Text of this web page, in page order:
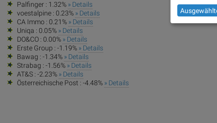
Palfinger : 1.32% » Details
voestalpine : 0.23% » Details
CA Immo : 0.21% » Details
Uniqa : 0.05% » Details
DO&CO : 0.00% » Details
Erste Group : -1.19% » Details
Bawag : -1.34% » Details
Strabag : -1.56% » Details
AT&S : -2.23% » Details
Österreichische Post : -4.48% » Details